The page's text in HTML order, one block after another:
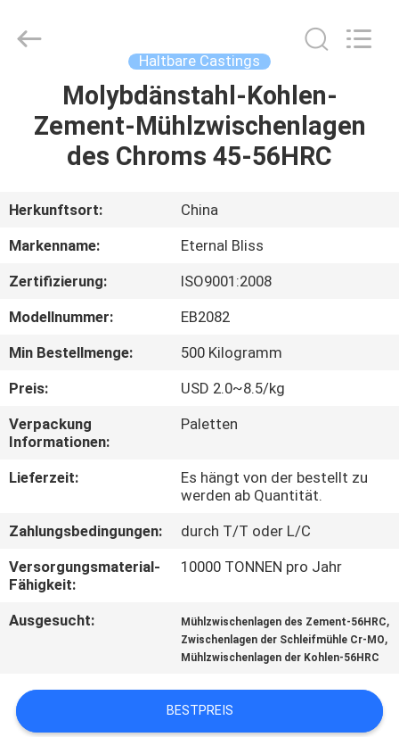
HAUS
PRODUKTE
VIDEOS
UNS
FABRIK-
AUSFLUG
QUALITÄTSKONTROLLE
SIE
MIT
UNS
IN
NACHRICHTEN
Forging
Co.,LTD..
Haltbare Castings
Molybdänstahl-Kohlen-
Zement-Mühlzwischenlagen
des Chroms 45-56HRC
Herkunftsort:
China
Markenname:
Eternal Bliss
Zertifizierung:
ISO9001:2008
Modellnummer:
EB2082
Min Bestellmenge:
500 Kilogramm
Preis:
USD 2.0~8.5/kg
Verpackung
Informationen:
Paletten
Lieferzeit:
Es hängt von der bestellt zu
werden ab Quantität.
Zahlungsbedingungen:
durch T/T oder L/C
Versorgungsmaterial-
Fähigkeit:
10000 TONNEN pro Jahr
Ausgesucht: Mühlzwischenlagen des Zement-56HRC,
Zwischenlagen der Schleifmühle Cr-MO,
Mühlzwischenlagen der Kohlen-56HRC
BESTPREIS